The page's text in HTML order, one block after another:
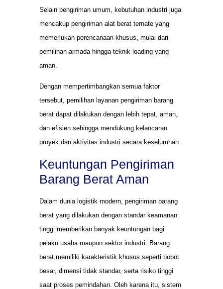
Selain pengiriman umum, kebutuhan industri juga
mencakup pengiriman alat berat ternate yang
memerlukan perencanaan khusus, mulai dari
pemilihan armada hingga teknik loading yang
aman.
Dengan mempertimbangkan semua faktor
tersebut, pemilihan layanan pengiriman barang
berat dapat dilakukan dengan lebih tepat, aman,
dan efisien sehingga mendukung kelancaran
proyek dan aktivitas industri secara keseluruhan.
Keuntungan Pengiriman
Barang Berat Aman
Dalam dunia logistik modern, pengiriman barang
berat yang dilakukan dengan standar keamanan
tinggi memberikan banyak keuntungan bagi
pelaku usaha maupun sektor industri. Barang
berat memiliki karakteristik khusus seperti bobot
besar, dimensi tidak standar, serta risiko tinggi
saat proses pemindahan. Oleh karena itu, sistem